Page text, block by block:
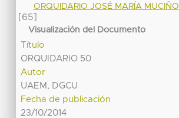
ORQUIDARIO JOSÉ MARÍA MUCIÑO
[65]
Visualización del Documento
Título
ORQUIDARIO 50
Autor
UAEM, DGCU
Fecha de publicación
23/10/2014